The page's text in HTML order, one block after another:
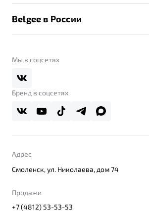
Помощь на дорогах
Belgee Линк
Реферальная программа
Контакты
Belgee в России
О дилерском центре
Правовая информация
Мы в соцсетях
Бренд в соцсетях
Адрес
Смоленск, ул. Николаева, дом 74
Продажи
+7 (4812) 53-53-53